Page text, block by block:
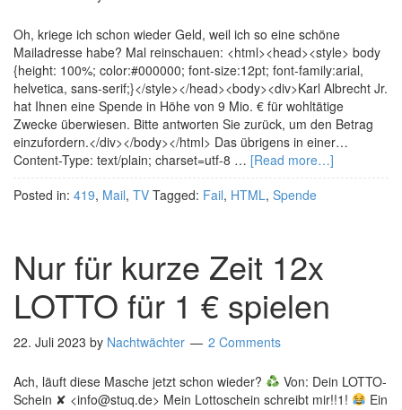
Oh, kriege ich schon wieder Geld, weil ich so eine schöne
Mailadresse habe? Mal reinschauen: <html><head><style> body
{height: 100%; color:#000000; font-size:12pt; font-family:arial,
helvetica, sans-serif;}</style></head><body><div>Karl Albrecht Jr.
hat Ihnen eine Spende in Höhe von 9 Mio. € für wohltätige
Zwecke überwiesen. Bitte antworten Sie zurück, um den Betrag
einzufordern.</div></body></html> Das übrigens in einer…
Content-Type: text/plain; charset=utf-8 … [Read more…]
Posted in: 419, Mail, TV Tagged: Fail, HTML, Spende
Nur für kurze Zeit 12x
LOTTO für 1 € spielen
22. Juli 2023 by Nachtwächter 2 Comments
Ach, läuft diese Masche jetzt schon wieder?
Von: Dein LOTTO-
Schein ✘ <info@stuq.de> Mein Lottoschein schreibt mir!!1!
Ein